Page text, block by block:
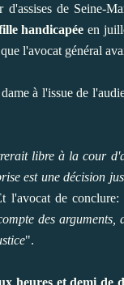
de Seine-
handicapée en
l'avocat général
à l'issue de
libre à la cour
est une décision
l'avocat de conclure:
des
".
heures et demi de